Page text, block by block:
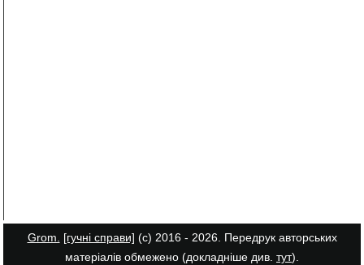
Grom. [гучні справи] (с) 2016 - 2026. Передрук авторських
матеріалів обмежено (докладніше див. тут).